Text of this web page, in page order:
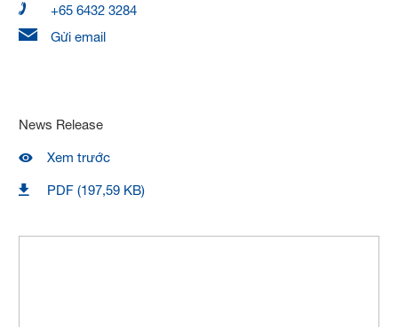
+65 6432 3284
Gửi email
News Release
Xem trước
PDF (197,59 KB)